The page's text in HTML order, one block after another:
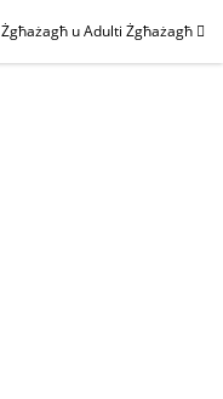
Żgħażagħ u Adulti Żgħażagħ